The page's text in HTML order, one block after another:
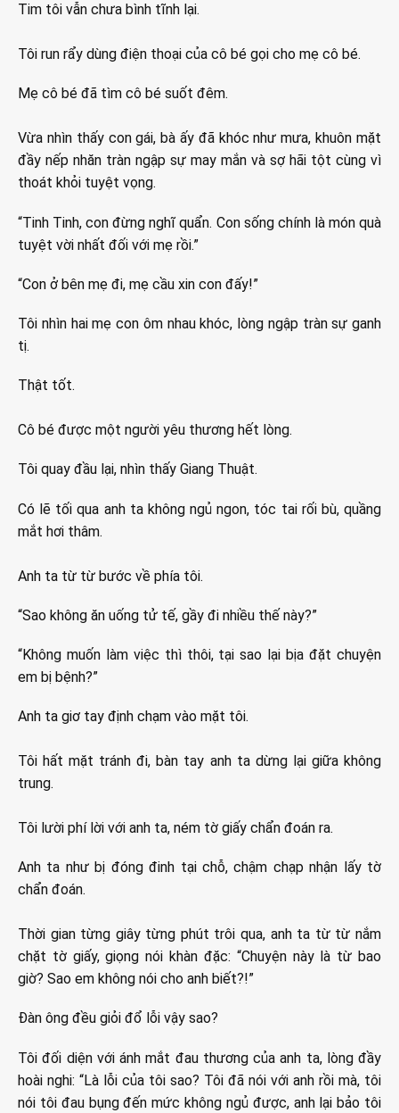
Tim tôi vẫn chưa bình tĩnh lại.
Tôi run rẩy dùng điện thoại của cô bé gọi cho mẹ cô bé.
Mẹ cô bé đã tìm cô bé suốt đêm.
Vừa nhìn thấy con gái, bà ấy đã khóc như mưa, khuôn mặt
đầy nếp nhăn tràn ngập sự may mắn và sợ hãi tột cùng vì
thoát khỏi tuyệt vọng.
“Tinh Tinh, con đừng nghĩ quẩn. Con sống chính là món quà
tuyệt vời nhất đối với mẹ rồi.”
“Con ở bên mẹ đi, mẹ cầu xin con đấy!”
Tôi nhìn hai mẹ con ôm nhau khóc, lòng ngập tràn sự ganh
tị.
Thật tốt.
Cô bé được một người yêu thương hết lòng.
Tôi quay đầu lại, nhìn thấy Giang Thuật.
Có lẽ tối qua anh ta không ngủ ngon, tóc tai rối bù, quầng
mắt hơi thâm.
Anh ta từ từ bước về phía tôi.
“Sao không ăn uống tử tế, gầy đi nhiều thế này?”
“Không muốn làm việc thì thôi, tại sao lại bịa đặt chuyện
em bị bệnh?”
Anh ta giơ tay định chạm vào mặt tôi.
Tôi hất mặt tránh đi, bàn tay anh ta dừng lại giữa không
trung.
Tôi lười phí lời với anh ta, ném tờ giấy chẩn đoán ra.
Anh ta như bị đóng đinh tại chỗ, chậm chạp nhận lấy tờ
chẩn đoán.
Thời gian từng giây từng phút trôi qua, anh ta từ từ nắm
chặt tờ giấy, giọng nói khàn đặc: “Chuyện này là từ bao
giờ? Sao em không nói cho anh biết?!”
Đàn ông đều giỏi đổ lỗi vậy sao?
Tôi đối diện với ánh mắt đau thương của anh ta, lòng đầy
hoài nghi: “Là lỗi của tôi sao? Tôi đã nói với anh rồi mà, tôi
nói tôi đau bụng đến mức không ngủ được, anh lại bảo tôi